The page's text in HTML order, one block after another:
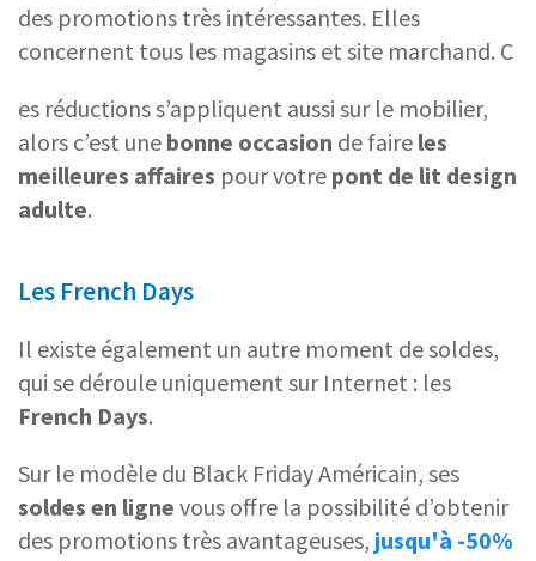
des promotions très intéressantes. Elles
concernent tous les magasins et site marchand. C
es réductions s’appliquent aussi sur le mobilier,
alors c’est une bonne occasion de faire les
meilleures affaires pour votre pont de lit design
adulte.
Les French Days
Il existe également un autre moment de soldes,
qui se déroule uniquement sur Internet : les
French Days.
Sur le modèle du Black Friday Américain, ses
soldes en ligne vous offre la possibilité d’obtenir
des promotions très avantageuses, jusqu'à -50%